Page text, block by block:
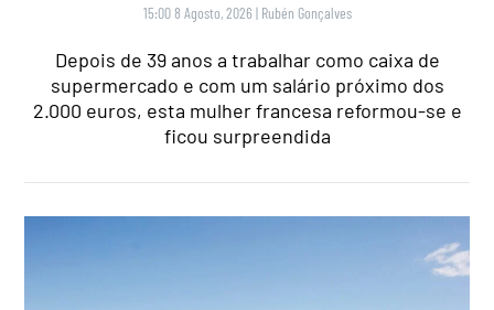
15:00 8 Agosto, 2026 | Rubén Gonçalves
Depois de 39 anos a trabalhar como caixa de
supermercado e com um salário próximo dos
2.000 euros, esta mulher francesa reformou-se e
ficou surpreendida